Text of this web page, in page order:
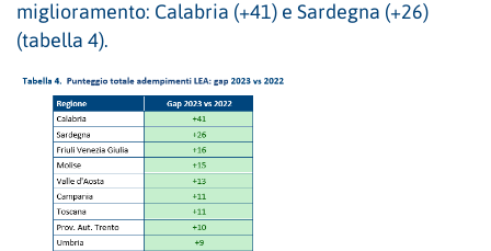
miglioramento: Calabria (+41) e Sardegna (+26)
(tabella 4).